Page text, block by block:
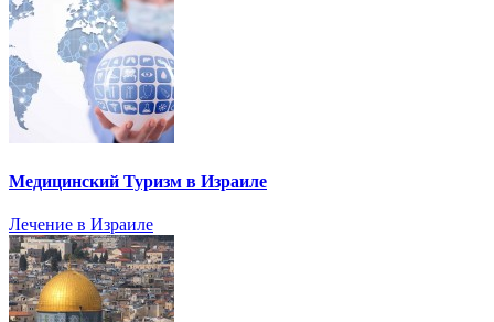
Медицинский Туризм в Израиле
Лечение в Израиле